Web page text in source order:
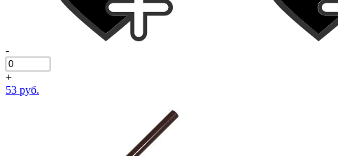
-
+
53 руб.